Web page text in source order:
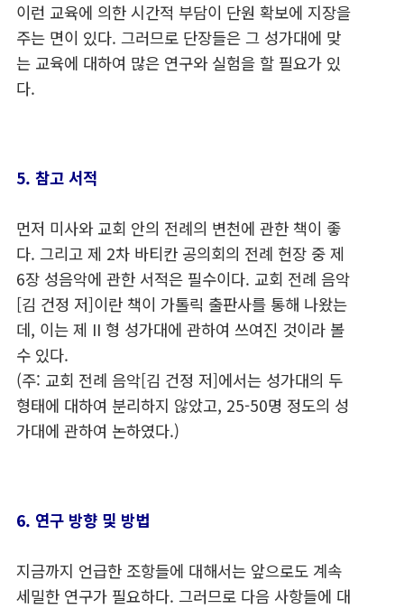
이런 교육에 의한 시간적 부담이 단원 확보에 지장을
주는 면이 있다. 그러므로 단장들은 그 성가대에 맞
는 교육에 대하여 많은 연구와 실험을 할 필요가 있
다.
5. 참고 서적
먼저 미사와 교회 안의 전례의 변천에 관한 책이 좋
다. 그리고 제 2차 바티칸 공의회의 전례 헌장 중 제
6장 성음악에 관한 서적은 필수이다. 교회 전례 음악
[김 건정 저]이란 책이 가톨릭 출판사를 통해 나왔는
데, 이는 제 II 형 성가대에 관하여 쓰여진 것이라 볼
수 있다.
(주: 교회 전례 음악[김 건정 저]에서는 성가대의 두
형태에 대하여 분리하지 않았고, 25-50명 정도의 성
가대에 관하여 논하였다.)
6. 연구 방향 및 방법
지금까지 언급한 조항들에 대해서는 앞으로도 계속
세밀한 연구가 필요하다. 그러므로 다음 사항들에 대